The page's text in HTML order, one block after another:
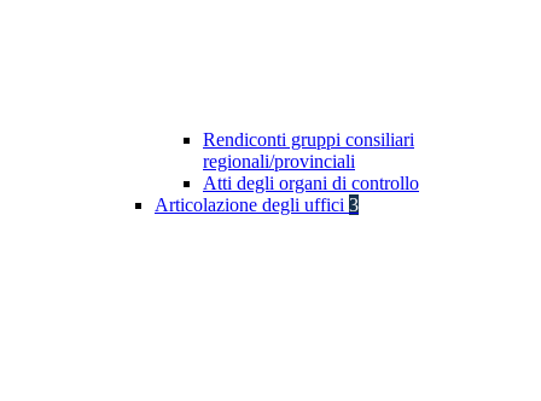
Rendiconti gruppi consiliari
regionali/provinciali
Atti degli organi di controllo
Articolazione degli uffici 3